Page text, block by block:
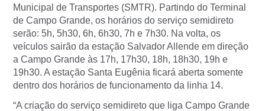
Municipal de Transportes (SMTR). Partindo do Terminal
de Campo Grande, os horários do serviço semidireto
serão: 5h, 5h30, 6h, 6h30, 7h e 7h30. Na volta, os
veículos sairão da estação Salvador Allende em direção
a Campo Grande às 17h, 17h30, 18h, 18h30, 19h e
19h30. A estação Santa Eugênia ficará aberta somente
dentro dos horários de funcionamento da linha 14.
“A criação do serviço semidireto que liga Campo Grande